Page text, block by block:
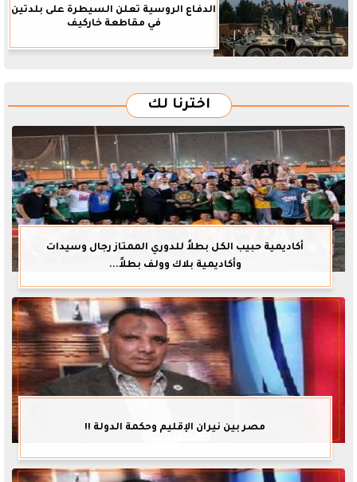
الدفاع الروسية تعلن السيطرة على بلدتين
في مقاطعة خاركيف
اخترنا لك
أكاديمية حبيب الكل بطلاً للدوري الممتاز رجال وسيدات
وأكاديمية بلاك وولف بطلاً...
مصر بين نيران الإقليم وحكمة الدولة !!